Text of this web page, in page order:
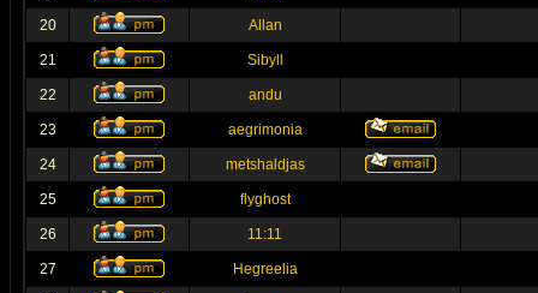
20 Allan
21 Sibyll
22 andu
23 aegrimonia
24 metshaldjas
25 flyghost
26 11:11
27 Hegreelia